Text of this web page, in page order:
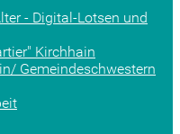
- Digital-Lotsen und
Kirchhain
Gemeindeschwestern